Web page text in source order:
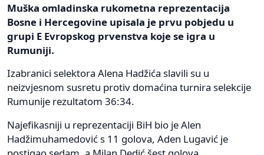
Muška omladinska rukometna reprezentacija
Bosne i Hercegovine upisala je prvu pobjedu u
grupi E Evropskog prvenstva koje se igra u
Rumuniji.
Izabranici selektora Alena Hadžića slavili su u
neizvjesnom susretu protiv domaćina turnira selekcije
Rumunije rezultatom 36:34.
Najefikasniji u reprezentaciji BiH bio je Alen
Hadžimuhamedović s 11 golova, Aden Lugavić je